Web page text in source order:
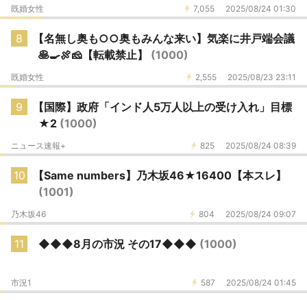
7,055 2025/08/24 01:30
既婚女性
8
【名無し奥も○○奥もみんな来い】気楽に井戸端会議
🥞🍳🍖🧀【転載禁止】 (1000)
2,555 2025/08/23 23:11
既婚女性
9
【国際】政府「インド人5万人以上の受け入れ」目標
★2 (1000)
825 2025/08/24 08:39
ニュース速報+
10
【Same numbers】乃木坂46★16400【本スレ】
(1001)
804 2025/08/24 09:07
乃木坂46
11 ◆◆◆8月の市況 その17◆◆◆ (1000)
587 2025/08/24 01:45
市況1